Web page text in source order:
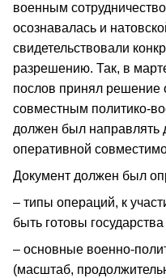
военным
осознавалась и
свидетельствовали
разрешению. Так, в
послов принял решение
совместным политико-
должен был направлять
оперативной
Документ должен был
– типы операций, к
быть готовы
– основные военно-
(масштаб,